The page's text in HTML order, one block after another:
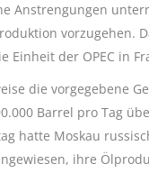
Anstrengungen
vorzugehen.
Einheit der OPEC in
die vorgegebene
Barrel pro Tag
hatte Moskau
ihre